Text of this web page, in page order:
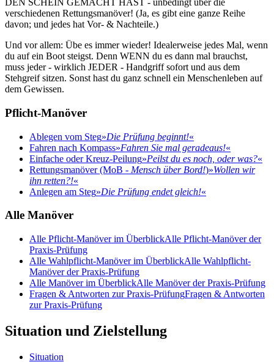
DEN SCHEIN GEMACHT HAST - unbedingt über die
verschiedenen Rettungsmanöver! (Ja, es gibt eine ganze Reihe
davon; und jedes hat Vor- & Nachteile.)
Und vor allem: Übe es immer wieder! Idealerweise jedes Mal, wenn
du auf ein Boot steigst. Denn WENN du es dann mal brauchst,
muss jeder - wirklich JEDER - Handgriff sofort und aus dem
Stehgreif sitzen. Sonst hast du ganz schnell ein Menschenleben auf
dem Gewissen.
Pflicht-Manöver
Ablegen vom Steg»Die Prüfung beginnt!«
Fahren nach Kompass»Fahren Sie mal geradeaus!«
Einfache oder Kreuz-Peilung»Peilst du es noch, oder was?«
Rettungsmanöver (MoB - Mensch über Bord!)»Wollen wir
ihn retten?!«
Anlegen am Steg»Die Prüfung endet gleich!«
Alle Manöver
Alle Pflicht-Manöver im ÜberblickAlle Pflicht-Manöver der
Praxis-Prüfung
Alle Wahlpflicht-Manöver im ÜberblickAlle Wahlpflicht-
Manöver der Praxis-Prüfung
Alle Manöver im ÜberblickAlle Manöver der Praxis-Prüfung
Fragen & Antworten zur Praxis-PrüfungFragen & Antworten
zur Praxis-Prüfung
Situation und Zielstellung
Situation